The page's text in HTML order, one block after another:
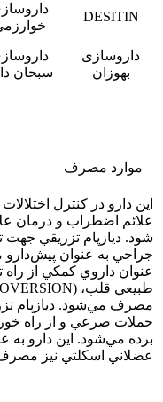
DESITIN
داروسازی
بهوزان
سبحان
موارد مصرف
اين دارو در كنترل
علائم اضطراب و
شود. ديازپام تزريقي
جراحي به عنوان
عنوان داروي كمكي از راه
مصرف مي‌شود. ديازپام
برده مي‌شود. اين دارو
عضلاني اسكلتي نيز